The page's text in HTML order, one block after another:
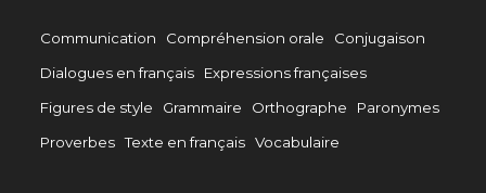
Communication Compréhension orale
Conjugaison
Dialogues en français
Expressions françaises
Figures de style
Grammaire Orthographe
Paronymes
Proverbes Texte en français Vocabulaire